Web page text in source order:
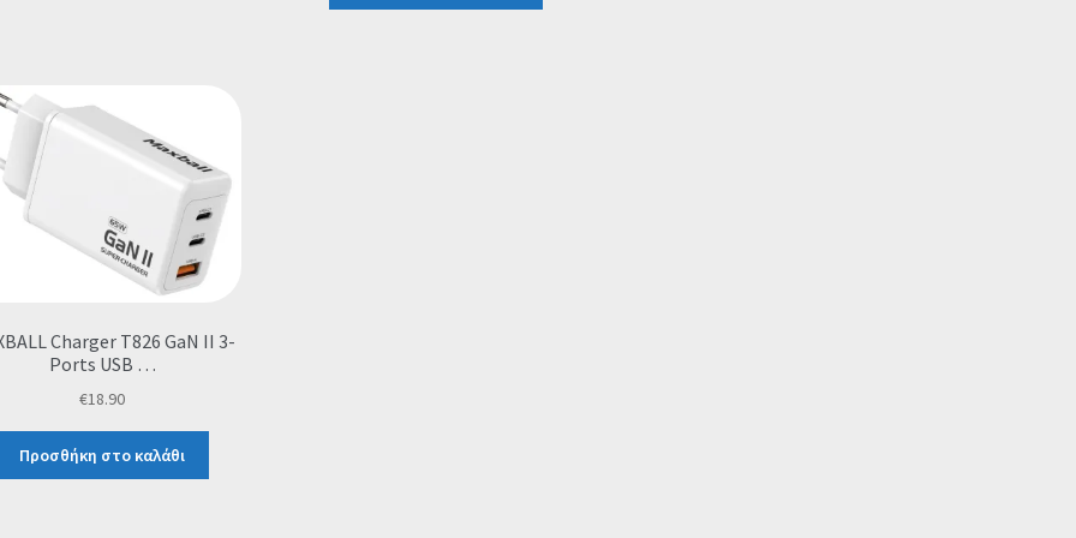
Charger T826 GaN II 3-
Ports USB …
€18.90
Προσθήκη στο καλάθι